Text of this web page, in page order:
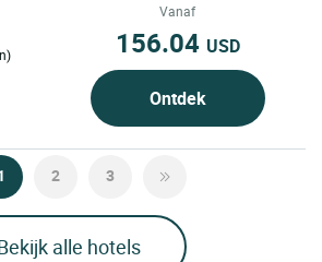
gastronomisch verblijf in...
Vanaf
156.04 USD
Ontdek
2 3
alle hotels